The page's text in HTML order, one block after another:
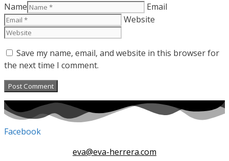
Name
Email
Website
Save my name, email, and website in this browser for
the next time I comment.
Facebook
eva@eva-herrera.com